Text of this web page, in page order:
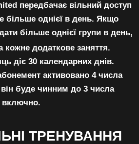
передбачає вільний доступ
більше однієї в день. Якщо
більше однієї групи в день,
кожне додаткове заняття.
діє 30 календарних днів.
активовано 4 числа
буде чинним до 3 числа
включно.
ТРЕНУВАННЯ